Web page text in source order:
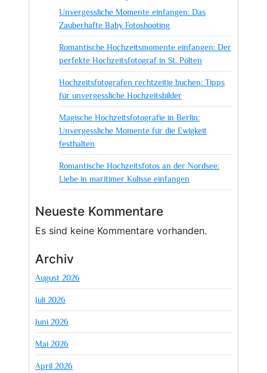
AktionUnvergessliche Momente einfangen: Das
Zauberhafte Baby Fotoshooting
Romantische Hochzeitsmomente einfangen: Der
perfekte Hochzeitsfotograf in St. Pölten
Hochzeitsfotografen rechtzeitig buchen: Tipps
für unvergessliche Hochzeitsbilder
Magische Hochzeitsfotografie in Berlin:
Unvergessliche Momente für die Ewigkeit
festhalten
Romantische Hochzeitsfotos an der Nordsee:
Liebe in maritimer Kulisse einfangen
Neueste Kommentare
Es sind keine Kommentare vorhanden.
Archiv
August 2026
Juli 2026
Juni 2026
Mai 2026
April 2026